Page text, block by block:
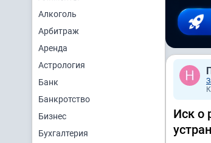
Алкоголь
Арбитраж
Аренда
Астрология
Банк
Банкротство
Бизнес
Бухгалтерия
Иск о